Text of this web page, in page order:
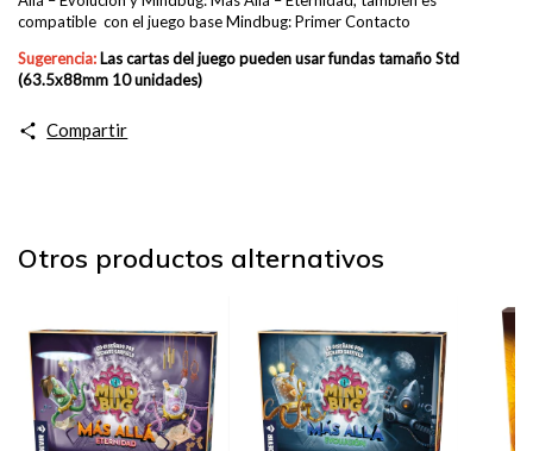
compatible con el juego base Mindbug: Primer Contacto
Sugerencia: Las cartas del juego pueden usar fundastamaño Std
(63.5x88mm 10 unidades)
Compartir
Otros productos alternativos